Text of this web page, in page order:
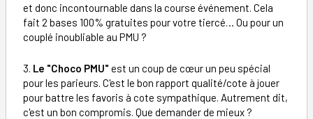
et donc incontournable dans la course événement. Cela
fait 2 bases 100% gratuites pour votre tiercé… Ou pour un
couplé inoubliable au PMU ?
3. Le "Choco PMU" est un coup de cœur un peu spécial
pour les parieurs. C'est le bon rapport qualité/cote à jouer
pour battre les favoris à cote sympathique. Autrement dit,
c'est un bon compromis. Que demander de mieux ?